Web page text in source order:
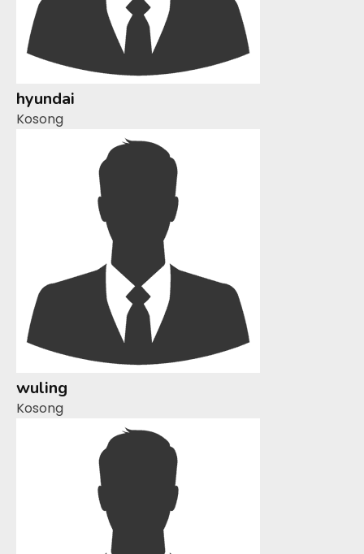
hyundai
Kosong
wuling
Kosong